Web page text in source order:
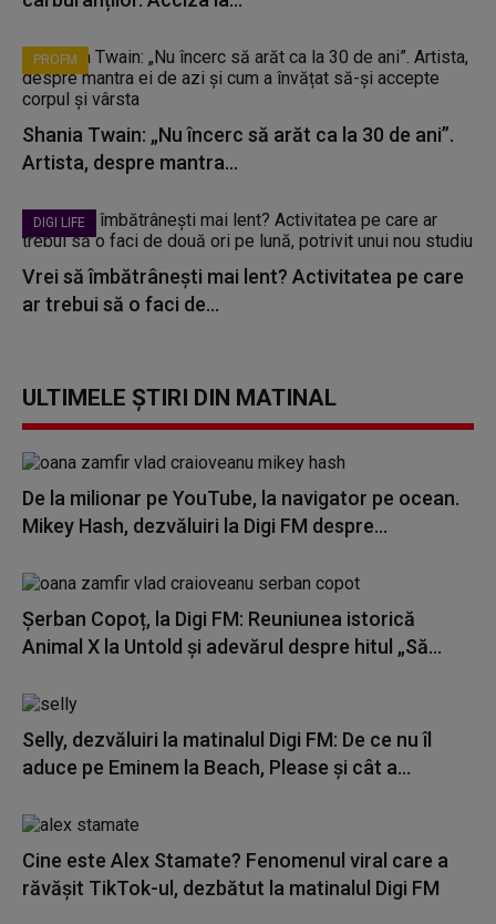
PROFM
Shania Twain: „Nu încerc să arăt ca la 30 de ani”.
Artista, despre mantra...
DIGI LIFE
Vrei să îmbătrânești mai lent? Activitatea pe care
ar trebui să o faci de...
ULTIMELE ȘTIRI DIN MATINAL
De la milionar pe YouTube, la navigator pe ocean.
Mikey Hash, dezvăluiri la Digi FM despre...
Șerban Copoț, la Digi FM: Reuniunea istorică
Animal X la Untold și adevărul despre hitul „Să...
Selly, dezvăluiri la matinalul Digi FM: De ce nu îl
aduce pe Eminem la Beach, Please și cât a...
Cine este Alex Stamate? Fenomenul viral care a
răvășit TikTok-ul, dezbătut la matinalul Digi FM